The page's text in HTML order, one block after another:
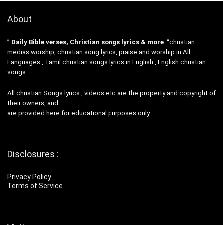
About
” Daily Bible verses, Christian songs lyrics & more “christian
medias worship, christian song lyrics, praise and worship in All
Languages , Tamil christian songs lyrics in English , English christian
songs .
All christian Songs lyrics , videos etc are the property and copyright of
their owners, and
are provided here for educational purposes only.
Disclosures :
Privacy Policy
Terms of Service